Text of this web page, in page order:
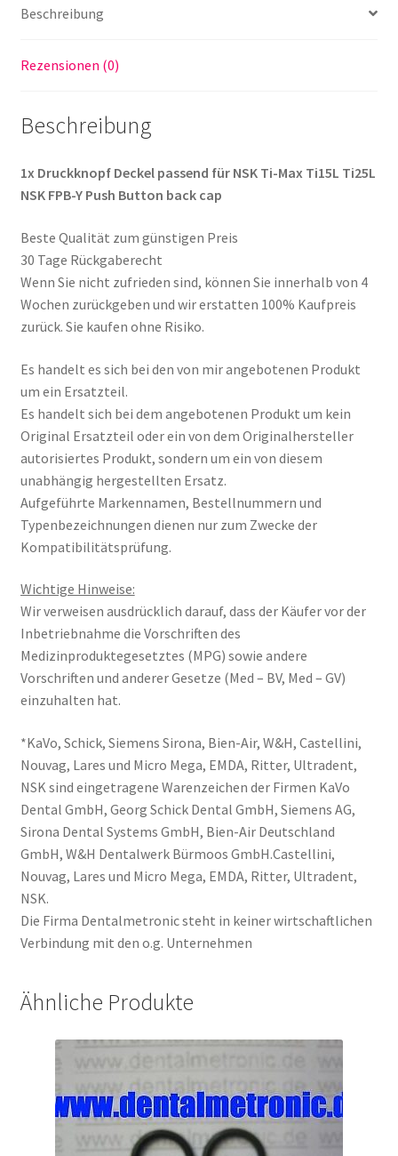
Push
Beschreibung
Rezensionen (0)
Beschreibung
1x Druckknopf Deckel passend für NSK Ti-Max Ti15L Ti25L
NSK FPB-Y Push Button back cap
Beste Qualität zum günstigen Preis
30 Tage Rückgaberecht
Wenn Sie nicht zufrieden sind, können Sie innerhalb von 4
Wochen zurückgeben und wir erstatten 100% Kaufpreis
zurück. Sie kaufen ohne Risiko.
Es handelt es sich bei den von mir angebotenen Produkt
um ein Ersatzteil.
Es handelt sich bei dem angebotenen Produkt um kein
Original Ersatzteil oder ein von dem Originalhersteller
autorisiertes Produkt, sondern um ein von diesem
unabhängig hergestellten Ersatz.
Aufgeführte Markennamen, Bestellnummern und
Typenbezeichnungen dienen nur zum Zwecke der
Kompatibilitätsprüfung.
Wichtige Hinweise:
Wir verweisen ausdrücklich darauf, dass der Käufer vor der
Inbetriebnahme die Vorschriften des
Medizinproduktegesetztes (MPG) sowie andere
Vorschriften und anderer Gesetze (Med – BV, Med – GV)
einzuhalten hat.
*KaVo, Schick, Siemens Sirona, Bien-Air, W&H, Castellini,
Nouvag, Lares und Micro Mega, EMDA, Ritter, Ultradent,
NSK sind eingetragene Warenzeichen der Firmen KaVo
Dental GmbH, Georg Schick Dental GmbH, Siemens AG,
Sirona Dental Systems GmbH, Bien-Air Deutschland
GmbH, W&H Dentalwerk Bürmoos GmbH.Castellini,
Nouvag, Lares und Micro Mega, EMDA, Ritter, Ultradent,
NSK.
Die Firma Dentalmetronic steht in keiner wirtschaftlichen
Verbindung mit den o.g. Unternehmen
Ähnliche Produkte